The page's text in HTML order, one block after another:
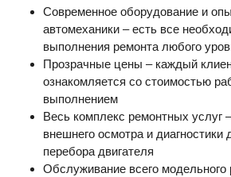
Современное оборудование и
автомеханики – есть все
выполнения ремонта любого
Прозрачные цены – каждый
ознакомляется со стоимостью
выполнением
Весь комплекс ремонтных услуг
внешнего осмотра и диагностики
перебора двигателя
Обслуживание всего модельного